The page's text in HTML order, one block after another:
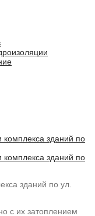
зданий по ул.
с их затоплением